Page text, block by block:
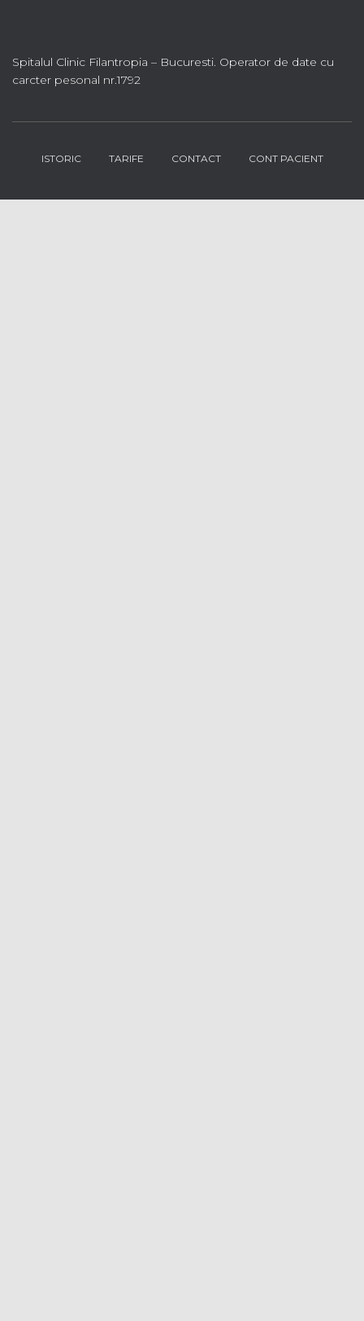
Spitalul Clinic Filantropia – Bucuresti. Operator de date cu
carcter pesonal nr.1792
ISTORIC TARIFE CONTACT CONT PACIENT